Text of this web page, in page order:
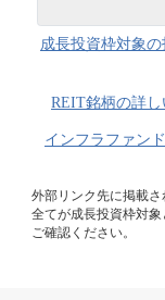
成長投資枠対象
REIT銘柄の詳し
インフラファン
外部リンク先に掲載
全てが成長投資枠対
ご確認ください。